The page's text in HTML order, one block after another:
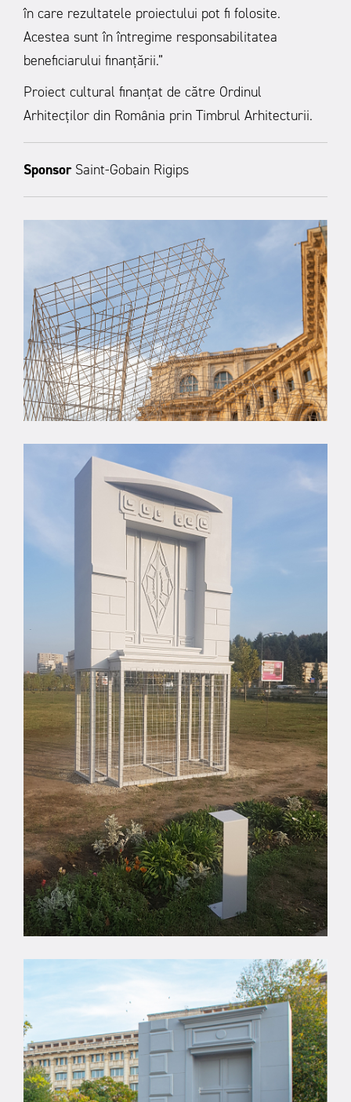
în care rezultatele proiectului pot fi folosite.
Acestea sunt în întregime responsabilitatea
beneficiarului finanțării.”
Proiect cultural finanțat de către Ordinul
Arhitecților din România prin Timbrul Arhitecturii.
SponsorSaint-Gobain Rigips